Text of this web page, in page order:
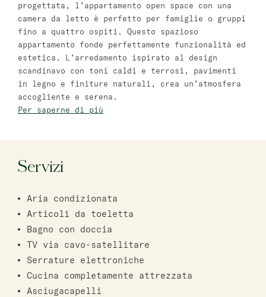
master Shenkin
Bat Yam
Haifa
master Haifa
progettata, l’appartamento open space con una
camera da letto è perfetto per famiglie o gruppi
fino a quattro ospiti. Questo spazioso
appartamento fonde perfettamente funzionalità ed
estetica. L’arredamento ispirato al design
scandinavo con toni caldi e terrosi, pavimenti
in legno e finiture naturali, crea un’atmosfera
accogliente e serena.
Per saperne di più
Servizi
Aria condizionata
Articoli da toeletta
Bagno con doccia
TV via cavo-satellitare
Serrature elettroniche
Cucina completamente attrezzata
Asciugacapelli